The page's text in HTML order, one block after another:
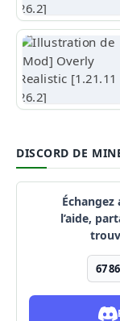
DISCORD DE
l’aide,
67